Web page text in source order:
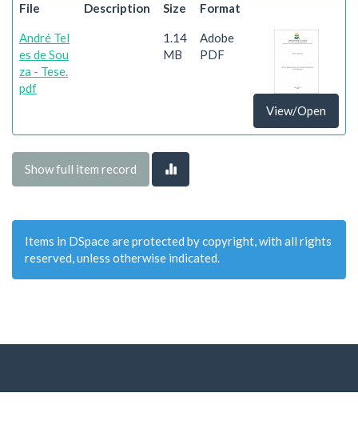
File Description Size Format
André Tel
es de Sou
za - Tese.
pdf
1.14
MB
Adobe
PDF
View/Open
Show full item record
Items in DSpace are protected by copyright, with all rights
reserved, unless otherwise indicated.